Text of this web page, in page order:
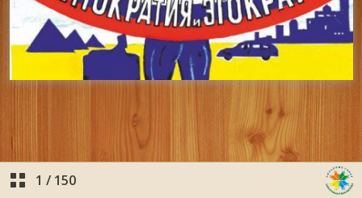
1 / 150